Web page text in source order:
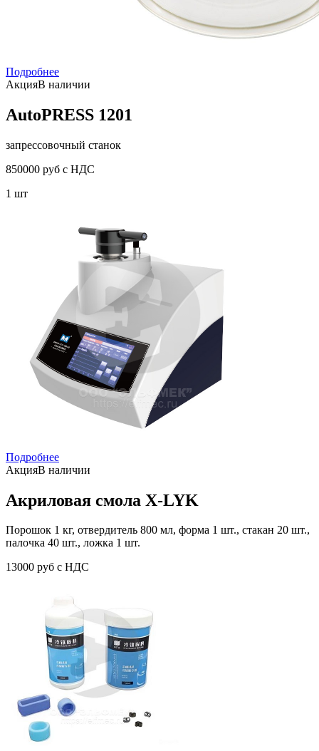
Подробнее
АкцияВ наличии
AutoPRESS 1201
запрессовочный станок
850000 руб с НДС
1 шт
Подробнее
АкцияВ наличии
Акриловая смола X-LYK
Порошок 1 кг, отвердитель 800 мл, форма 1 шт., стакан 20 шт.,
палочка 40 шт., ложка 1 шт.
13000 руб с НДС